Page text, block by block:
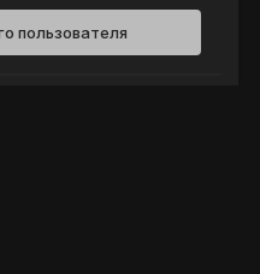
пользователя